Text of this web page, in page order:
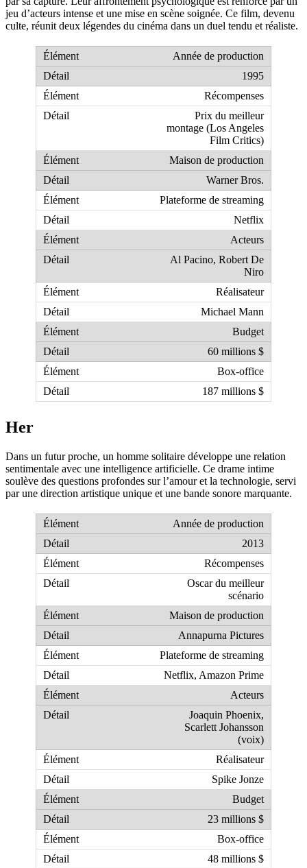
jeu d’acteurs intense et une mise en scène soignée. Ce film, devenu
culte, réunit deux légendes du cinéma dans un duel tendu et réaliste.
Année de production
1995
Récompenses
Prix du meilleur
montage (Los Angeles
Film Critics)
Maison de production
Warner Bros.
Plateforme de streaming
Netflix
Acteurs
Al Pacino, Robert De
Niro
Réalisateur
Michael Mann
Budget
60 millions $
Box-office
187 millions $
Her
Dans un futur proche, un homme solitaire développe une relation
sentimentale avec une intelligence artificielle. Ce drame intime
soulève des questions profondes sur l’amour et la technologie, servi
par une direction artistique unique et une bande sonore marquante.
Année de production
2013
Récompenses
Oscar du meilleur
scénario
Maison de production
Annapurna Pictures
Plateforme de streaming
Netflix, Amazon Prime
Acteurs
Joaquin Phoenix,
Scarlett Johansson
(voix)
Réalisateur
Spike Jonze
Budget
23 millions $
Box-office
48 millions $